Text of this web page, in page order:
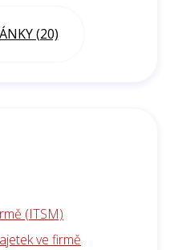
(20)
(ITSM)
ve firmě